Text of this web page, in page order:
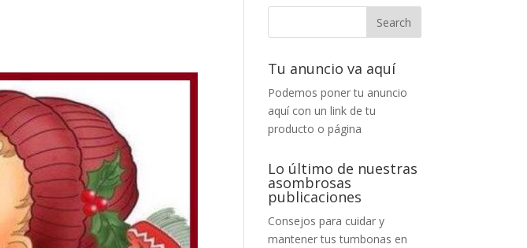
Tu anuncio va aquí
Podemos poner tu anuncio
aquí con un link de tu
producto o página
Lo último de nuestras
asombrosas
publicaciones
Consejos para cuidar y
mantener tus tumbonas en